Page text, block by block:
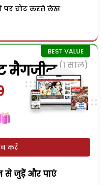
पर चोट करते लेख
मैगजीन (1 साल)
करें
से जुड़ेें और पाएं